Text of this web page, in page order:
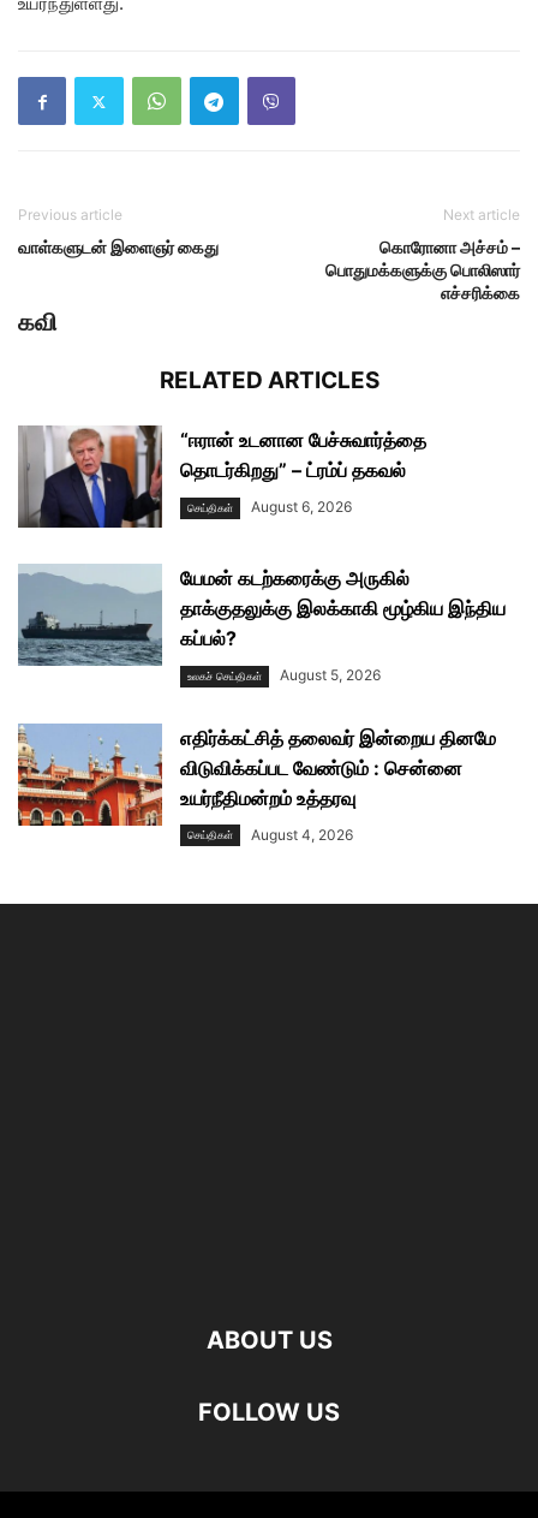
Previous article
வாள்களுடன் இளைஞர் கைது
Next article
கொரோனா அச்சம் –
பொதுமக்களுக்கு பொலிஸார்
எச்சரிக்கை
கவி
RELATED ARTICLES
“ஈரான் உடனான பேச்சுவார்த்தை
தொடர்கிறது” – ட்ரம்ப் தகவல்
செய்திகள் August 6, 2026
யேமன் கடற்கரைக்கு அருகில்
தாக்குதலுக்கு இலக்காகி மூழ்கிய இந்திய
கப்பல்?
உலகச் செய்திகள் August 5, 2026
எதிர்க்கட்சித் தலைவர் இன்றைய தினமே
விடுவிக்கப்பட வேண்டும் : சென்னை
உயர்நீதிமன்றம் உத்தரவு
செய்திகள் August 4, 2026
ABOUT US
FOLLOW US